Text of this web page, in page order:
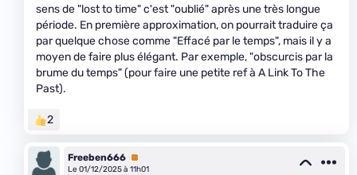
sens de "lost to time" c'est "oublié" après une très longue
période. En première approximation, on pourrait traduire ça
par quelque chose comme "Effacé par le temps", mais il y a
moyen de faire plus élégant. Par exemple, "obscurcis par la
brume du temps" (pour faire une petite ref à A Link To The
Past).
2
Freeben666 Premium
Le 01/12/2025 à 11h01